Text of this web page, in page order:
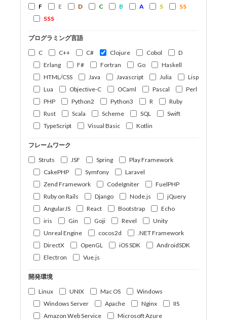
F
E D C B A S
SS
SSS
プログラミング言語
C
C++ C# Clojure Cobol
D
Erlang
F# Fortran Go
Haskell
HTML/CSS
Java Javascript Julia
Lisp
Lua
Objective-C OCaml Pascal
Perl
PHP
Python2 Python3 R
Ruby
Rust
Scala Scheme SQL
Swift
TypeScript
Visual Basic Kotlin
フレームワーク
Struts
JSF Spring
Play Framework
CakePHP
Symfony
Laravel
Zend Framework
CodeIgniter
FuelPHP
Ruby on Rails
Django Node.js
jQuery
AngularJS
React Bootstrap
Echo
iris
Gin Goji Revel
Unity
Unreal Engine
cocos2d
.NET Framework
DirectX
OpenGL iOS SDK
AndroidSDK
Electron
Vue.js
開発環境
Linux
UNIX Mac OS
Windows
Windows Server
Apache Nginx
IIS
Amazon Web Service
Microsoft Azure